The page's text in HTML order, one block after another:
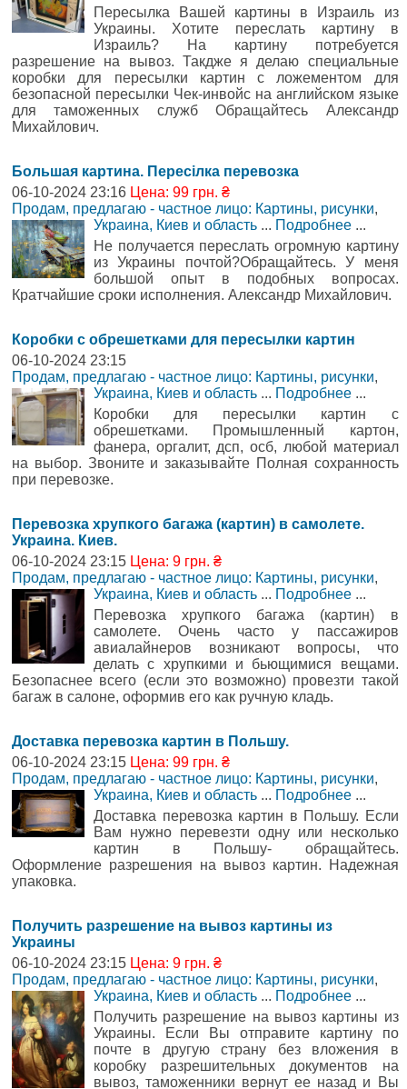
Пересылка Вашей картины в Израиль из
Украины. Хотите переслать картину в
Израиль? На картину потребуется
разрешение на вывоз. Такдже я делаю специальные
коробки для пересылки картин с ложементом для
безопасной пересылки Чек-инвойс на английском языке
для таможенных служб Обращайтесь Александр
Михайлович.
Большая картина. Пересілка перевозка
06-10-2024 23:16 Цена: 99 грн. ₴
Продам, предлагаю - частное лицо: Картины, рисунки,
Украина, Киев и область ... Подробнее ...
Не получается переслать огромную картину
из Украины почтой?Обращайтесь. У меня
большой опыт в подобных вопросах.
Кратчайшие сроки исполнения. Александр Михайлович.
Коробки с обрешетками для пересылки картин
06-10-2024 23:15
Продам, предлагаю - частное лицо: Картины, рисунки,
Украина, Киев и область ... Подробнее ...
Коробки для пересылки картин с
обрешетками. Промышленный картон,
фанера, оргалит, дсп, осб, любой материал
на выбор. Звоните и заказывайте Полная сохранность
при перевозке.
Перевозка хрупкого багажа (картин) в самолете.
Украина. Киев.
06-10-2024 23:15 Цена: 9 грн. ₴
Продам, предлагаю - частное лицо: Картины, рисунки,
Украина, Киев и область ... Подробнее ...
Перевозка хрупкого багажа (картин) в
самолете. Очень часто у пассажиров
авиалайнеров возникают вопросы, что
делать с хрупкими и бьющимися вещами.
Безопаснее всего (если это возможно) провезти такой
багаж в салоне, оформив его как ручную кладь.
Доставка перевозка картин в Польшу.
06-10-2024 23:15 Цена: 99 грн. ₴
Продам, предлагаю - частное лицо: Картины, рисунки,
Украина, Киев и область ... Подробнее ...
Доставка перевозка картин в Польшу. Если
Вам нужно перевезти одну или несколько
картин в Польшу- обращайтесь.
Оформление разрешения на вывоз картин. Надежная
упаковка.
Получить разрешение на вывоз картины из
Украины
06-10-2024 23:15 Цена: 9 грн. ₴
Продам, предлагаю - частное лицо: Картины, рисунки,
Украина, Киев и область ... Подробнее ...
Получить разрешение на вывоз картины из
Украины. Если Вы отправите картину по
почте в другую страну без вложения в
коробку разрешительных документов на
вывоз, таможенники вернут ее назад и Вы